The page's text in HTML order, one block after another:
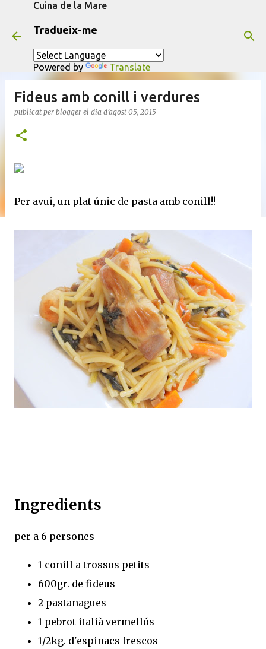
Cuina de la Mare
Tradueix-me
Powered by Translate
Fideus amb conill i verdures
publicat per blogger el dia d’agost 05, 2015
Per avui, un plat únic de pasta amb conill!!
Ingredients
per a 6 persones
1 conill a trossos petits
600gr. de fideus
2 pastanagues
1 pebrot italià vermellós
1/2kg. d'espinacs frescos